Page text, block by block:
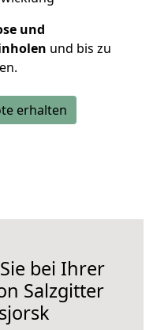
und
und bis zu
erhalten
bei Ihrer
Salzgitter